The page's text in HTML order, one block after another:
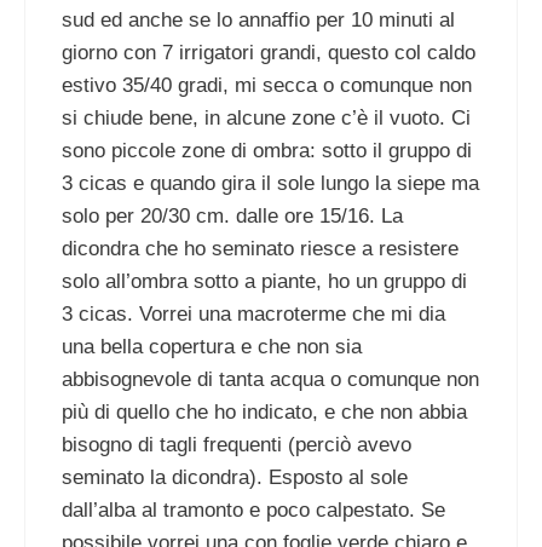
sud ed anche se lo annaffio per 10 minuti al
giorno con 7 irrigatori grandi, questo col caldo
estivo 35/40 gradi, mi secca o comunque non
si chiude bene, in alcune zone c’è il vuoto. Ci
sono piccole zone di ombra: sotto il gruppo di
3 cicas e quando gira il sole lungo la siepe ma
solo per 20/30 cm. dalle ore 15/16. La
dicondra che ho seminato riesce a resistere
solo all’ombra sotto a piante, ho un gruppo di
3 cicas. Vorrei una macroterme che mi dia
una bella copertura e che non sia
abbisognevole di tanta acqua o comunque non
più di quello che ho indicato, e che non abbia
bisogno di tagli frequenti (perciò avevo
seminato la dicondra). Esposto al sole
dall’alba al tramonto e poco calpestato. Se